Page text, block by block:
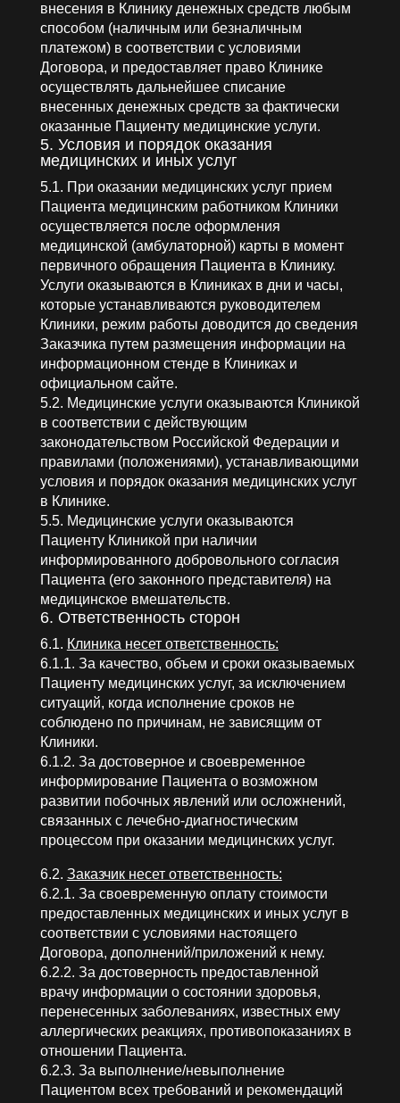
внесения в Клинику денежных средств любым
способом (наличным или безналичным
платежом) в соответствии с условиями
Договора, и предоставляет право Клинике
осуществлять дальнейшее списание
внесенных денежных средств за фактически
оказанные Пациенту медицинские услуги.
5. Условия и порядок оказания
медицинских и иных услуг
5.1. При оказании медицинских услуг прием
Пациента медицинским работником Клиники
осуществляется после оформления
медицинской (амбулаторной) карты в момент
первичного обращения Пациента в Клинику.
Услуги оказываются в Клиниках в дни и часы,
которые устанавливаются руководителем
Клиники, режим работы доводится до сведения
Заказчика путем размещения информации на
информационном стенде в Клиниках и
официальном сайте.
5.2. Медицинские услуги оказываются Клиникой
в соответствии с действующим
законодательством Российской Федерации и
правилами (положениями), устанавливающими
условия и порядок оказания медицинских услуг
в Клинике.
5.5. Медицинские услуги оказываются
Пациенту Клиникой при наличии
информированного добровольного согласия
Пациента (его законного представителя) на
медицинское вмешательств.
6. Ответственность сторон
6.1. Клиника несет ответственность:
6.1.1. За качество, объем и сроки оказываемых
Пациенту медицинских услуг, за исключением
ситуаций, когда исполнение сроков не
соблюдено по причинам, не зависящим от
Клиники.
6.1.2. За достоверное и своевременное
информирование Пациента о возможном
развитии побочных явлений или осложнений,
связанных с лечебно-диагностическим
процессом при оказании медицинских услуг.
6.2. Заказчик несет ответственность:
6.2.1. За своевременную оплату стоимости
предоставленных медицинских и иных услуг в
соответствии с условиями настоящего
Договора, дополнений/приложений к нему.
6.2.2. За достоверность предоставленной
врачу информации о состоянии здоровья,
перенесенных заболеваниях, известных ему
аллергических реакциях, противопоказаниях в
отношении Пациента.
6.2.3. За выполнение/невыполнение
Пациентом всех требований и рекомендаций